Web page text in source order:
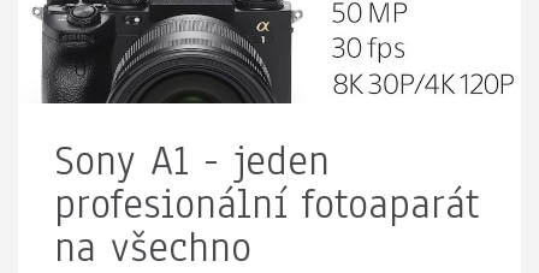
Sony A1 - jeden
profesionální fotoaparát
na všechno